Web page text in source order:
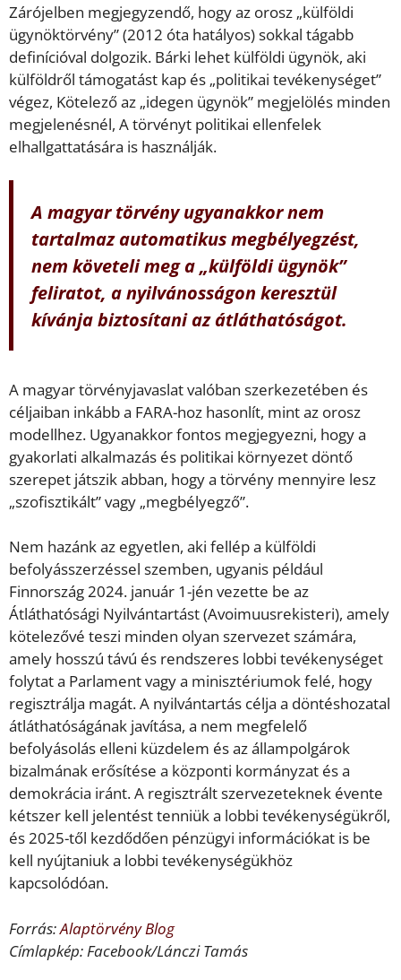
Zárójelben megjegyzendő, hogy az orosz „külföldi
ügynöktörvény” (2012 óta hatályos) sokkal tágabb
definícióval dolgozik. Bárki lehet külföldi ügynök, aki
külföldről támogatást kap és „politikai tevékenységet”
végez, Kötelező az „idegen ügynök” megjelölés minden
megjelenésnél, A törvényt politikai ellenfelek
elhallgattatására is használják.
A magyar törvény ugyanakkor nem
tartalmaz automatikus megbélyegzést,
nem követeli meg a „külföldi ügynök”
feliratot, a nyilvánosságon keresztül
kívánja biztosítani az átláthatóságot.
A magyar törvényjavaslat valóban szerkezetében és
céljaiban inkább a FARA-hoz hasonlít, mint az orosz
modellhez. Ugyanakkor fontos megjegyezni, hogy a
gyakorlati alkalmazás és politikai környezet döntő
szerepet játszik abban, hogy a törvény mennyire lesz
„szofisztikált” vagy „megbélyegző”.
Nem hazánk az egyetlen, aki fellép a külföldi
befolyásszerzéssel szemben, ugyanis például
Finnország 2024. január 1-jén vezette be az
Átláthatósági Nyilvántartást (Avoimuusrekisteri), amely
kötelezővé teszi minden olyan szervezet számára,
amely hosszú távú és rendszeres lobbi tevékenységet
folytat a Parlament vagy a minisztériumok felé, hogy
regisztrálja magát. A nyilvántartás célja a döntéshozatal
átláthatóságának javítása, a nem megfelelő
befolyásolás elleni küzdelem és az állampolgárok
bizalmának erősítése a központi kormányzat és a
demokrácia iránt. A regisztrált szervezeteknek évente
kétszer kell jelentést tenniük a lobbi tevékenységükről,
és 2025-től kezdődően pénzügyi információkat is be
kell nyújtaniuk a lobbi tevékenységükhöz
kapcsolódóan.
Forrás:Alaptörvény Blog
Címlapkép: Facebook/Lánczi Tamás